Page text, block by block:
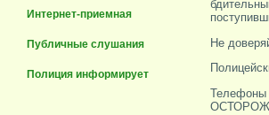
Интернет-приемная
Публичные слушания
Полиция информирует
Не